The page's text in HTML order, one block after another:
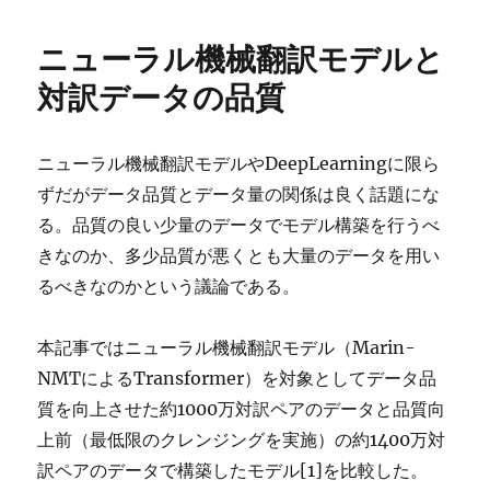
ニューラル機械翻訳モデルと
対訳データの品質
ニューラル機械翻訳モデルやDeepLearningに限ら
ずだがデータ品質とデータ量の関係は良く話題にな
る。品質の良い少量のデータでモデル構築を行うべ
きなのか、多少品質が悪くとも大量のデータを用い
るべきなのかという議論である。
本記事ではニューラル機械翻訳モデル（Marin-
NMTによるTransformer）を対象としてデータ品
質を向上させた約1000万対訳ペアのデータと品質向
上前（最低限のクレンジングを実施）の約1400万対
訳ペアのデータで構築したモデル[1]を比較した。